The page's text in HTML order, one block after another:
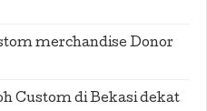
merchandise Donor
Custom di Bekasi dekat